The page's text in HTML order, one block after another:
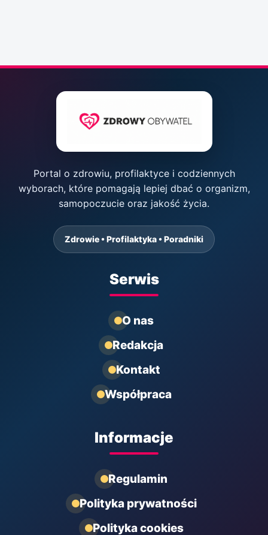
Portal o zdrowiu, profilaktyce i codziennych
wyborach, które pomagają lepiej dbać o organizm,
samopoczucie oraz jakość życia.
Zdrowie • Profilaktyka • Poradniki
Serwis
O nas
Redakcja
Kontakt
Współpraca
Informacje
Regulamin
Polityka prywatności
Polityka cookies